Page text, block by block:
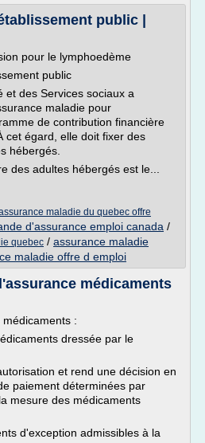
public |
pour le lymphoedème
public
et des Services sociaux a
maladie pour
de contribution financière
cet égard, elle doit fixer des
hébergés.
des adultes hébergés est le...
maladie du quebec offre
d'assurance emploi canada /
quebec / assurance maladie
maladie offre d emploi
médicaments
:
dressée par le
et rend une décision en
paiement déterminées par
mesure des médicaments
d'exception admissibles à la